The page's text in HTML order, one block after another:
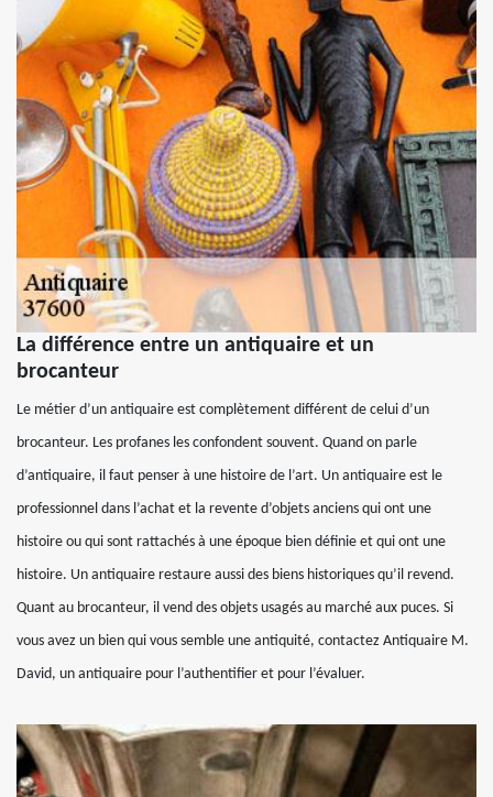
La différence entre un antiquaire et un
brocanteur
Le métier d’un antiquaire est complètement différent de celui d’un
brocanteur. Les profanes les confondent souvent. Quand on parle
d’antiquaire, il faut penser à une histoire de l’art. Un antiquaire est le
professionnel dans l’achat et la revente d’objets anciens qui ont une
histoire ou qui sont rattachés à une époque bien définie et qui ont une
histoire. Un antiquaire restaure aussi des biens historiques qu’il revend.
Quant au brocanteur, il vend des objets usagés au marché aux puces. Si
vous avez un bien qui vous semble une antiquité, contactez Antiquaire M.
David, un antiquaire pour l’authentifier et pour l’évaluer.